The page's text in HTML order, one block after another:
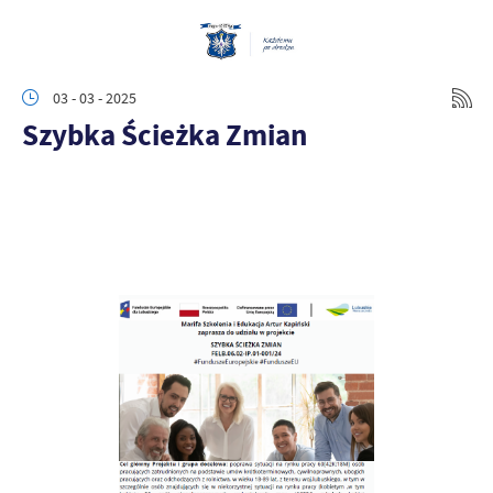
03 - 03 - 2025
Szybka Ścieżka Zmian